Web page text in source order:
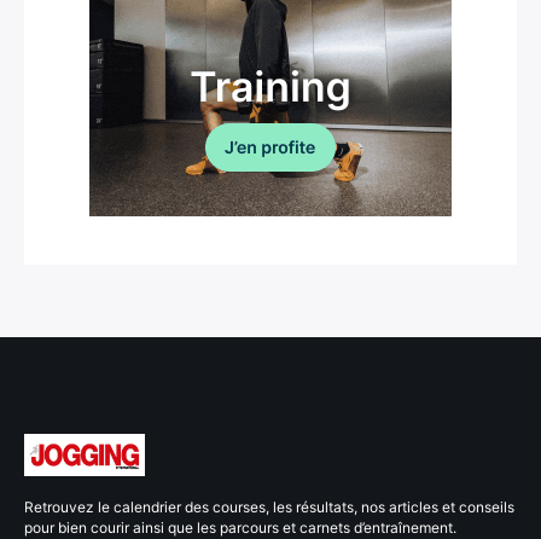
Retrouvez le calendrier des courses, les résultats, nos articles et conseils
pour bien courir ainsi que les parcours et carnets d’entraînement.